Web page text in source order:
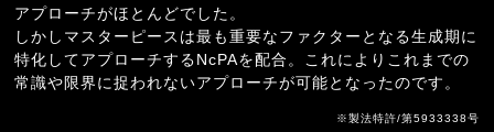
アプローチがほとんどでした。
しかしマスターピースは最も重要なファクターとなる生成期に
特化してアプローチするNcPAを配合。これによりこれまでの
常識や限界に捉われないアプローチが可能となったのです。
※製法特許/第5933338号